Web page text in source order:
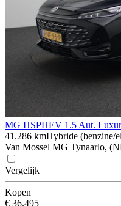
MG HSPHEV 1.5 Aut.
41.286 kmHybride (benzine/
Van Mossel MG Tynaarlo,
Vergelijk
Kopen
€ 36.495